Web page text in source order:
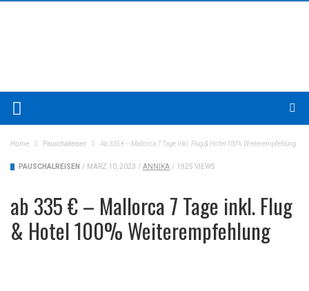
Home Pauschalreisen Ab 335 € – Mallorca 7 Tage Inkl. Flug & Hotel 100% Weiterempfehlung
PAUSCHALREISEN / MÄRZ 10, 2023 / ANNIKA / 1925 VIEWS
ab 335 € – Mallorca 7 Tage inkl. Flug
& Hotel 100% Weiterempfehlung